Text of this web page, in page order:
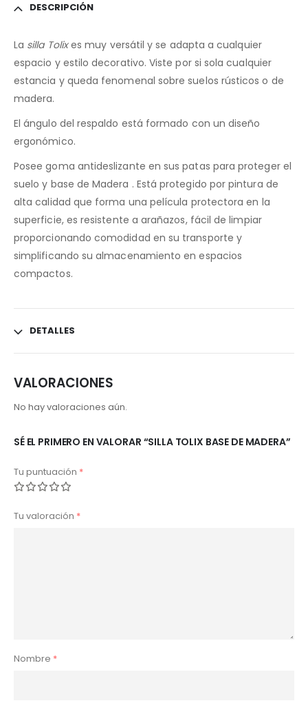
DESCRIPCIÓN
La silla Tolixes muy versátil y se adapta a cualquier
espacio y estilo decorativo. Viste por si sola cualquier
estancia y queda fenomenal sobre suelos rústicos o de
madera.
El ángulo del respaldo está formado con un diseño
ergonómico.
Posee goma antideslizante en sus patas para proteger el
suelo y base de Madera . Está protegido por pintura de
alta calidad que forma una película protectora en la
superficie, es resistente a arañazos, fácil de limpiar
proporcionando comodidad en su transporte y
simplificando su almacenamiento en espacios
compactos.
DETALLES
VALORACIONES
No hay valoraciones aún.
SÉ EL PRIMERO EN VALORAR “SILLA TOLIX BASE DE MADERA”
Tu puntuación *
Tu valoración *
Nombre *